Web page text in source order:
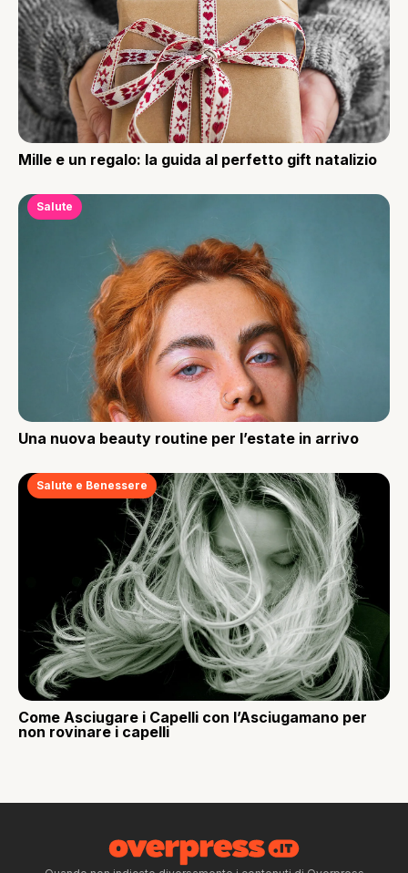
Mille e un regalo: la guida al perfetto gift natalizio
Salute
Una nuova beauty routine per l’estate in arrivo
Salute e Benessere
Come Asciugare i Capelli con l’Asciugamano per
non rovinare i capelli